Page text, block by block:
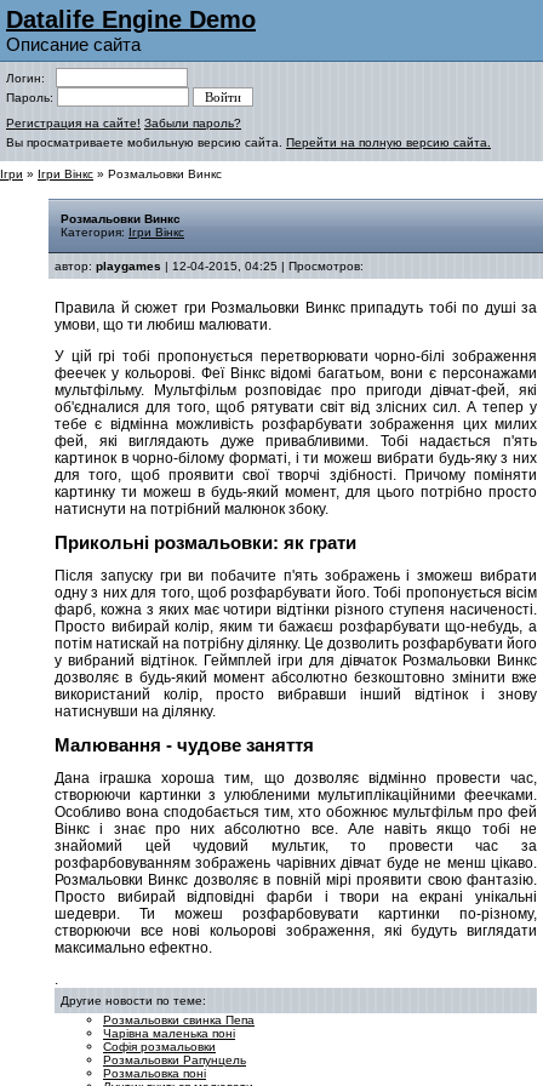
Datalife Engine Demo
Описание сайта
Логин:
Пароль:
Регистрация на сайте! Забыли пароль?
Вы просматриваете мобильную версию сайта. Перейти на полную версию сайта.
Ігри » Ігри Вінкс » Розмальовки Винкс
Розмальовки Винкс
Категория: Ігри Вінкс
автор: playgames | 12-04-2015, 04:25 | Просмотров:
Правила й сюжет гри Розмальовки Винкс припадуть тобі по душі за
умови, що ти любиш малювати.
У цій грі тобі пропонується перетворювати чорно-білі зображення
феечек у кольорові. Феї Вінкс відомі багатьом, вони є персонажами
мультфільму. Мультфільм розповідає про пригоди дівчат-фей, які
об'єдналися для того, щоб рятувати світ від злісних сил. А тепер у
тебе є відмінна можливість розфарбувати зображення цих милих
фей, які виглядають дуже привабливими. Тобі надається п'ять
картинок в чорно-білому форматі, і ти можеш вибрати будь-яку з них
для того, щоб проявити свої творчі здібності. Причому поміняти
картинку ти можеш в будь-який момент, для цього потрібно просто
натиснути на потрібний малюнок збоку.
Прикольні розмальовки: як грати
Після запуску гри ви побачите п'ять зображень і зможеш вибрати
одну з них для того, щоб розфарбувати його. Тобі пропонується вісім
фарб, кожна з яких має чотири відтінки різного ступеня насиченості.
Просто вибирай колір, яким ти бажаєш розфарбувати що-небудь, а
потім натискай на потрібну ділянку. Це дозволить розфарбувати його
у вибраний відтінок. Геймплей ігри для дівчаток Розмальовки Винкс
дозволяє в будь-який момент абсолютно безкоштовно змінити вже
використаний колір, просто вибравши інший відтінок і знову
натиснувши на ділянку.
Малювання - чудове заняття
Дана іграшка хороша тим, що дозволяє відмінно провести час,
створюючи картинки з улюбленими мультиплікаційними феечками.
Особливо вона сподобається тим, хто обожнює мультфільм про фей
Вінкс і знає про них абсолютно все. Але навіть якщо тобі не
знайомий цей чудовий мультик, то провести час за
розфарбовуванням зображень чарівних дівчат буде не менш цікаво.
Розмальовки Винкс дозволяє в повній мірі проявити свою фантазію.
Просто вибирай відповідні фарби і твори на екрані унікальні
шедеври. Ти можеш розфарбовувати картинки по-різному,
створюючи все нові кольорові зображення, які будуть виглядати
максимально ефектно.
.
Другие новости по теме:
Розмальовки свинка Пепа
Чарівна маленька поні
Софія розмальовки
Розмальовки Рапунцель
Розмальовка поні